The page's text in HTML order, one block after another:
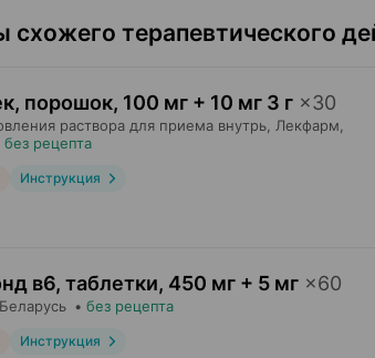
схожего терапевтического
порошок, 100 мг + 10 мг 3 г ×30
раствора для приема внутрь, Лекфарм
без рецепта
Инструкция
в6, таблетки, 450 мг + 5 мг ×60
, Беларусь • без рецепта
Инструкция